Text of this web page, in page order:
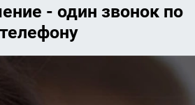
- один звонок по
телефону